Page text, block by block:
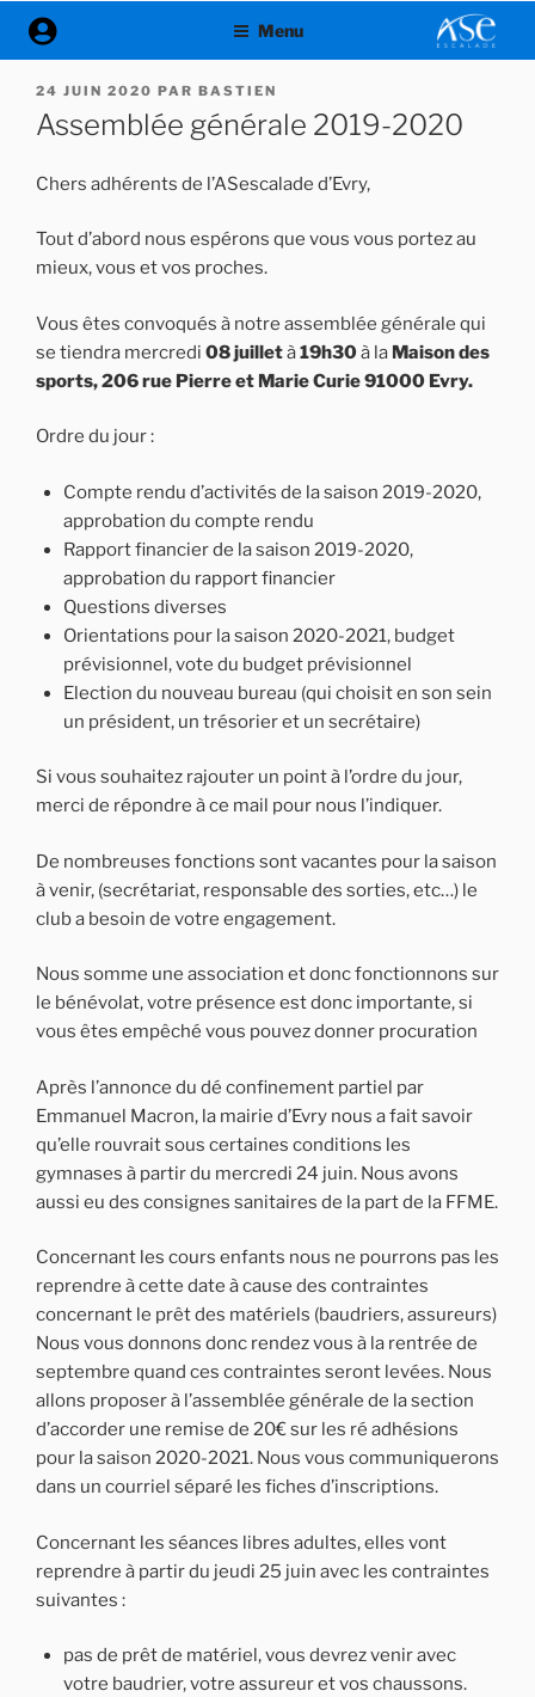
Aller
principal
Menu
PUBLIÉ
LE
24 JUIN 2020 PAR BASTIEN
Assemblée générale 2019-2020
Chers adhérents de l’ASescalade d’Evry,
Tout d’abord nous espérons que vous vous portez au
mieux, vous et vos proches.
Vous êtes convoqués à notre assemblée générale qui
se tiendra mercredi 08 juilletà19h30à la Maison des
sports, 206 rue Pierre et Marie Curie 91000 Evry.
Ordre du jour :
Compte rendu d’activités de la saison 2019-2020,
approbation du compte rendu
Rapport financier de la saison 2019-2020,
approbation du rapport financier
Questions diverses
Orientations pour la saison 2020-2021, budget
prévisionnel, vote du budget prévisionnel
Election du nouveau bureau (qui choisit en son sein
un président, un trésorier et un secrétaire)
Si vous souhaitez rajouter un point à l’ordre du jour,
merci de répondre à ce mail pour nous l’indiquer.
De nombreuses fonctions sont vacantes pour la saison
à venir, (secrétariat, responsable des sorties, etc…) le
club a besoin de votre engagement.
Nous somme une association et donc fonctionnons sur
le bénévolat, votre présence est donc importante, si
vous êtes empêché vous pouvez donner procuration
Après l’annonce du dé confinement partiel par
Emmanuel Macron, la mairie d’Evry nous a fait savoir
qu’elle rouvrait sous certaines conditions les
gymnases à partir du mercredi 24 juin. Nous avons
aussi eu des consignes sanitaires de la part de la FFME.
Concernant les cours enfants nous ne pourrons pas les
reprendre à cette date à cause des contraintes
concernant le prêt des matériels (baudriers, assureurs)
Nous vous donnons donc rendez vous à la rentrée de
septembre quand ces contraintes seront levées. Nous
allons proposer à l’assemblée générale de la section
d’accorder une remise de 20€ sur les ré adhésions
pour la saison 2020-2021. Nous vous communiquerons
dans un courriel séparé les fiches d’inscriptions.
Concernant les séances libres adultes, elles vont
reprendre à partir du jeudi 25 juin avec les contraintes
suivantes :
pas de prêt de matériel, vous devrez venir avec
votre baudrier, votre assureur et vos chaussons.